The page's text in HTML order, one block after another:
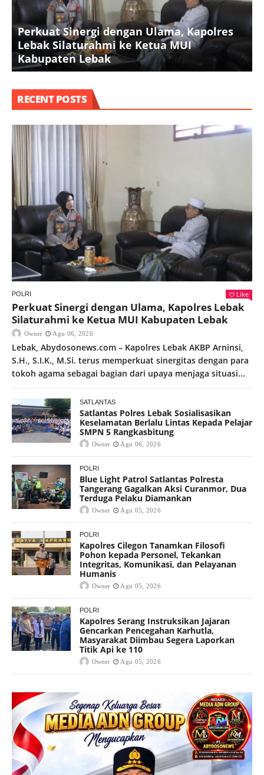
Perkuat Sinergi dengan Ulama, Kapolres
Lebak Silaturahmi ke Ketua MUI
Kabupaten Lebak
RECENT POSTS
POLRI Like
Perkuat Sinergi dengan Ulama, Kapolres Lebak
Silaturahmi ke Ketua MUI Kabupaten Lebak
Owner Agu 06, 2026
Lebak, Abydosonews.com – Kapolres Lebak AKBP Arninsi,
S.H., S.I.K., M.Si. terus memperkuat sinergitas dengan para
tokoh agama sebagai bagian dari upaya menjaga situasi...
SATLANTAS
Satlantas Polres Lebak Sosialisasikan
Keselamatan Berlalu Lintas Kepada Pelajar
SMPN 5 Rangkasbitung
Owner Agu 06, 2026
POLRI
Blue Light Patrol Satlantas Polresta
Tangerang Gagalkan Aksi Curanmor, Dua
Terduga Pelaku Diamankan
Owner Agu 05, 2026
POLRI
Kapolres Cilegon Tanamkan Filosofi
Pohon kepada Personel, Tekankan
Integritas, Komunikasi, dan Pelayanan
Humanis
Owner Agu 05, 2026
POLRI
Kapolres Serang Instruksikan Jajaran
Gencarkan Pencegahan Karhutla,
Masyarakat Diimbau Segera Laporkan
Titik Api ke 110
Owner Agu 05, 2026